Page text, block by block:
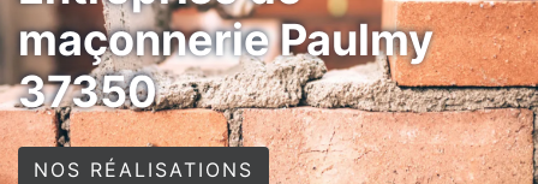
maçonnerie Paulmy
37350
NOS RÉALISATIONS